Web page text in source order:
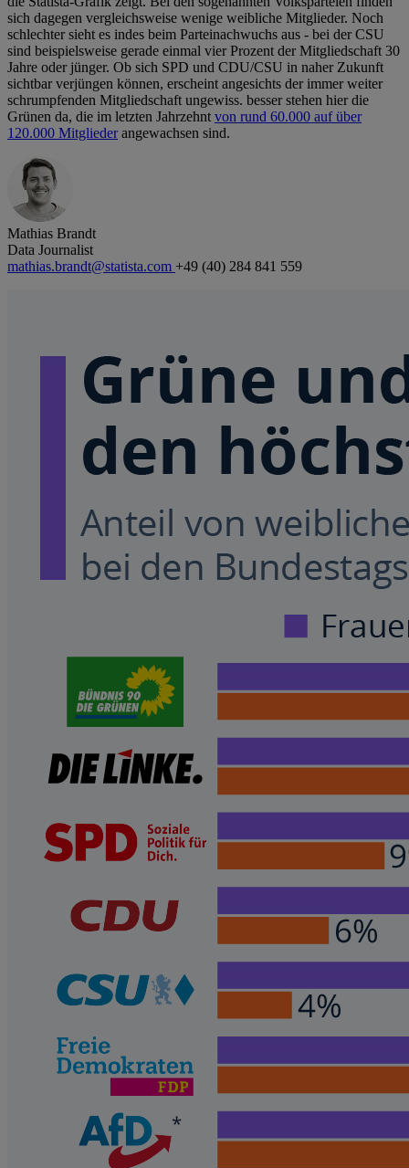
sich dagegen vergleichsweise wenige weibliche Mitglieder. Noch
schlechter sieht es indes beim Parteinachwuchs aus - bei der CSU
sind beispielsweise gerade einmal vier Prozent der Mitgliedschaft 30
Jahre oder jünger. Ob sich SPD und CDU/CSU in naher Zukunft
sichtbar verjüngen können, erscheint angesichts der immer weiter
schrumpfenden Mitgliedschaft ungewiss. besser stehen hier die
Grünen da, die im letzten Jahrzehntvon rund 60.000 auf über
120.000 Mitgliederangewachsen sind.
Mathias Brandt
Data Journalist
mathias.brandt@statista.com +49 (40) 284 841 559